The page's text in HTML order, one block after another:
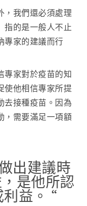
，我們還必須處理
指的是一般人不止
專家的建議而行
專家對於疫苗的知
使他相信專家所提
去接種疫苗。因為
，需要滿足一項額
出建議時
是他所認
益。 “